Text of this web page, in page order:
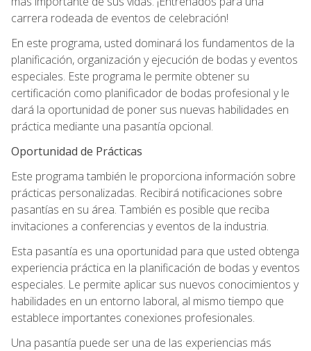
carrera rodeada de eventos de celebración!
En este programa, usted dominará los fundamentos de la
planificación, organización y ejecución de bodas y eventos
especiales. Este programa le permite obtener su
certificación como planificador de bodas profesional y le
dará la oportunidad de poner sus nuevas habilidades en
práctica mediante una pasantía opcional.
Oportunidad de Prácticas
Este programa también le proporciona información sobre
prácticas personalizadas. Recibirá notificaciones sobre
pasantías en su área. También es posible que reciba
invitaciones a conferencias y eventos de la industria.
Esta pasantía es una oportunidad para que usted obtenga
experiencia práctica en la planificación de bodas y eventos
especiales. Le permite aplicar sus nuevos conocimientos y
habilidades en un entorno laboral, al mismo tiempo que
establece importantes conexiones profesionales.
Una pasantía puede ser una de las experiencias más